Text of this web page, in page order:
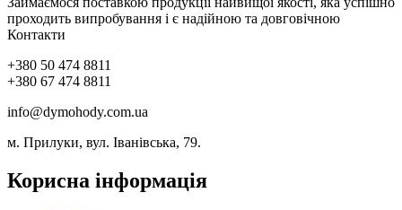
проходить випробування і є надійною та довговічною
Контакти
+380 50 474 8811
+380 67 474 8811
info@dymohody.com.ua
м. Прилуки, вул. Іванівська, 79.
Корисна інформація